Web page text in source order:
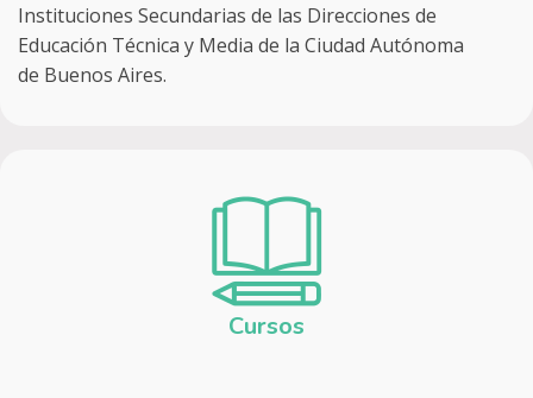
Instituciones Secundarias de las Direcciones de
Educación Técnica y Media de la Ciudad Autónoma
de Buenos Aires.
Cursos